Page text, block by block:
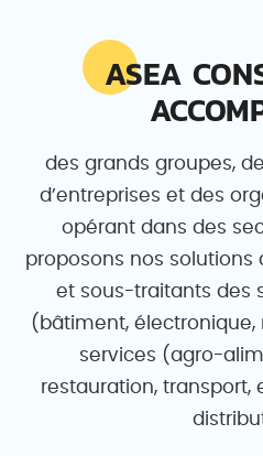
ASEA
des grands groupes,
d’entreprises et des
opérant dans des
proposons nos solutions
et sous-traitants des
(bâtiment, électronique,
services (agro-
restauration, transport,